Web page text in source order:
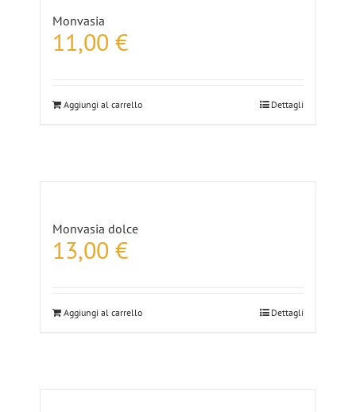
Monvasia
11,00 €
Aggiungi al carrello Dettagli
Monvasia dolce
13,00 €
Aggiungi al carrello Dettagli